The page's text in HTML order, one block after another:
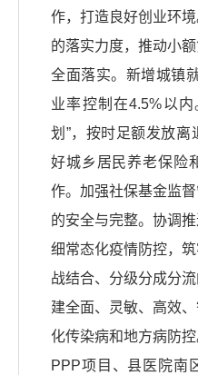
作，打造良好创业环
的落实力度，推动小
全面落实。新增城镇
业率控制在4.5%以
划”，按时足额发放
好城乡居民养老保险
作。加强社保基金监
的安全与完整。协调
细常态化疫情防控，
战结合、分级分成分
建全面、灵敏、高效
化传染病和地方病防
PPP项目、县医院南